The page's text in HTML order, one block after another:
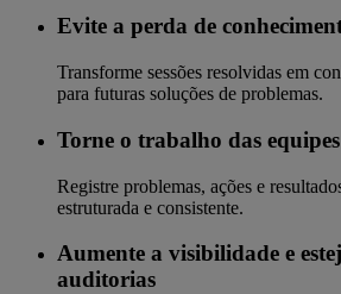
Evite a perda de
Transforme sessões resolvidas em
para futuras soluções de problemas.
Torne o trabalho das
Registre problemas, ações e
estruturada e consistente.
Aumente a visibilidade e
auditorias